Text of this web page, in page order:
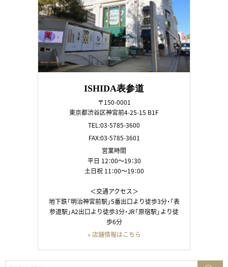
ISHIDA表参道
〒150-0001
東京都渋谷区神宮前4-25-15 B1F
TEL:03-5785-3600
FAX:03-5785-3601
営業時間
平日 12：00～19：30
土日祝 11：00～19：00
＜交通アクセス＞
地下鉄「明治神宮前駅」5番出口より徒歩3分・「表
参道駅」A2出口より徒歩3分・JR「原宿駅」より徒
歩6分
» 店舗情報はこちら